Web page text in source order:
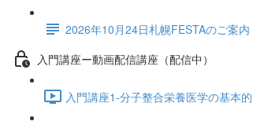
2026年10月24日札幌FESTAのご案内
入門講座ー動画配信講座（配信中）
入門講座1-分子整合栄養医学の基本